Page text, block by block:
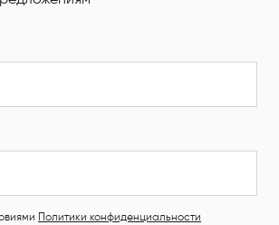
Политики конфиденциальности